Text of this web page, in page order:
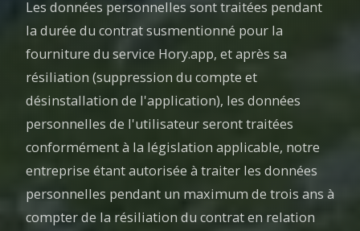
Les données personnelles sont traitées pendant
la durée du contrat susmentionné pour la
fourniture du service Hory.app, et après sa
résiliation (suppression du compte et
désinstallation de l'application), les données
personnelles de l'utilisateur seront traitées
conformément à la législation applicable, notre
entreprise étant autorisée à traiter les données
personnelles pendant un maximum de trois ans à
compter de la résiliation du contrat en relation